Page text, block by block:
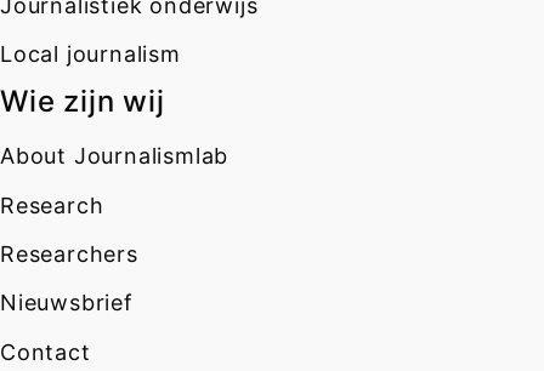
Local journalism
Wie zijn wij
About Journalismlab
Research
Researchers
Nieuwsbrief
Contact